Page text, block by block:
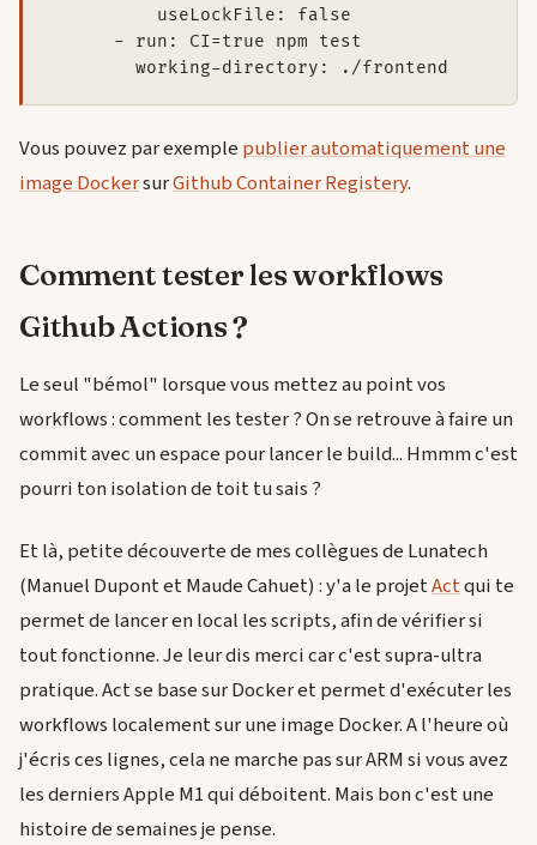
          useLockFile: false
      - run: CI=true npm test
        working-directory: ./frontend
Vous pouvez par exemple publier automatiquement une
image DockersurGithub Container Registery.
Comment tester les workflows
Github Actions ?
Le seul "bémol" lorsque vous mettez au point vos
workflows : comment les tester ? On se retrouve à faire un
commit avec un espace pour lancer le build... Hmmm c'est
pourri ton isolation de toit tu sais ?
Et là, petite découverte de mes collègues de Lunatech
(Manuel Dupont et Maude Cahuet) : y'a le projetActqui te
permet de lancer en local les scripts, afin de vérifier si
tout fonctionne. Je leur dis merci car c'est supra-ultra
pratique. Act se base sur Docker et permet d'exécuter les
workflows localement sur une image Docker. A l'heure où
j'écris ces lignes, cela ne marche pas sur ARM si vous avez
les derniers Apple M1 qui déboitent. Mais bon c'est une
histoire de semaines je pense.